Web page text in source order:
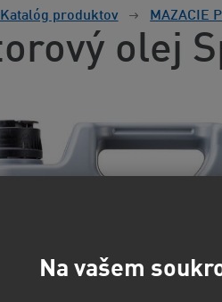
Katalóg produktov MAZACIE
olej
Na vašem